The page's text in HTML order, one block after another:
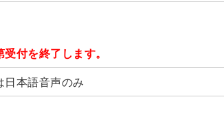
付を終了します。
本語音声のみ